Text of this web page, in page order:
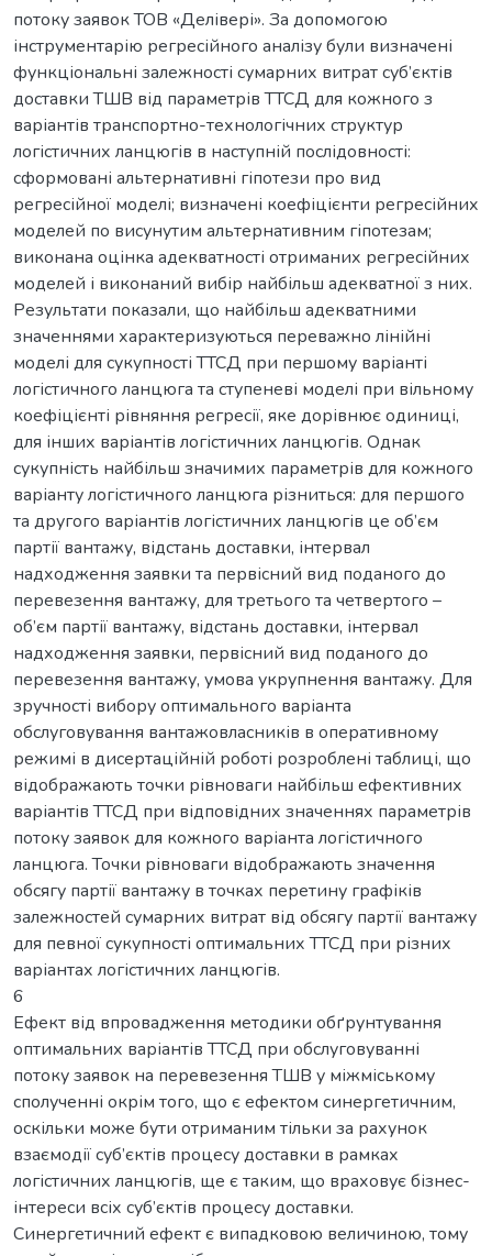
потоку заявок ТОВ «Делівері». За допомогою
інструментарію регресійного аналізу були визначені
функціональні залежності сумарних витрат суб’єктів
доставки ТШВ від параметрів ТТСД для кожного з
варіантів транспортно-технологічних структур
логістичних ланцюгів в наступній послідовності:
сформовані альтернативні гіпотези про вид
регресійної моделі; визначені коефіцієнти регресійних
моделей по висунутим альтернативним гіпотезам;
виконана оцінка адекватності отриманих регресійних
моделей і виконаний вибір найбільш адекватної з них.
Результати показали, що найбільш адекватними
значеннями характеризуються переважно лінійні
моделі для сукупності ТТСД при першому варіанті
логістичного ланцюга та ступеневі моделі при вільному
коефіцієнті рівняння регресії, яке дорівнює одиниці,
для інших варіантів логістичних ланцюгів. Однак
сукупність найбільш значимих параметрів для кожного
варіанту логістичного ланцюга різниться: для першого
та другого варіантів логістичних ланцюгів це об’єм
партії вантажу, відстань доставки, інтервал
надходження заявки та первісний вид поданого до
перевезення вантажу, для третього та четвертого –
об’єм партії вантажу, відстань доставки, інтервал
надходження заявки, первісний вид поданого до
перевезення вантажу, умова укрупнення вантажу. Для
зручності вибору оптимального варіанта
обслуговування вантажовласників в оперативному
режимі в дисертаційній роботі розроблені таблиці, що
відображають точки рівноваги найбільш ефективних
варіантів ТТСД при відповідних значеннях параметрів
потоку заявок для кожного варіанта логістичного
ланцюга. Точки рівноваги відображають значення
обсягу партії вантажу в точках перетину графіків
залежностей сумарних витрат від обсягу партії вантажу
для певної сукупності оптимальних ТТСД при різних
варіантах логістичних ланцюгів.
6
Ефект від впровадження методики обґрунтування
оптимальних варіантів ТТСД при обслуговуванні
потоку заявок на перевезення ТШВ у міжміському
сполученні окрім того, що є ефектом синергетичним,
оскільки може бути отриманим тільки за рахунок
взаємодії суб’єктів процесу доставки в рамках
логістичних ланцюгів, ще є таким, що враховує бізнес-
інтереси всіх суб’єктів процесу доставки.
Синергетичний ефект є випадковою величиною, тому